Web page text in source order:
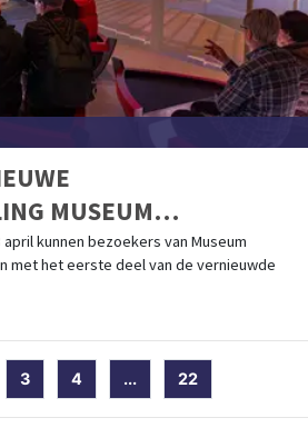
MUSEUM
OPEN VOOR PUBLIEK
april kunnen bezoekers van Museum
met het eerste deel van de vernieuwde
3 4 ... 22